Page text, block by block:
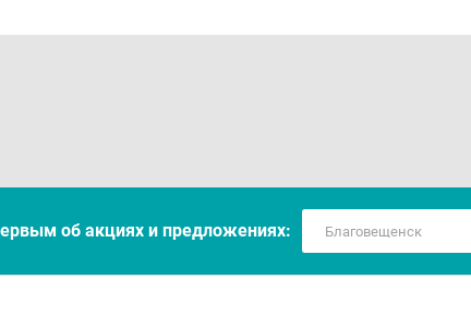
об акцияx и предложениях: